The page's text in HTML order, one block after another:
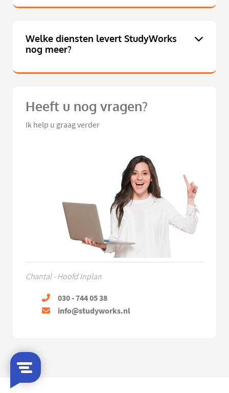
Welke diensten levert StudyWorks
nog meer?
Heeft u nog vragen?
Ik help u graag verder
Chantal - Hoofd Inplan
030 - 744 05 38
info@studyworks.nl